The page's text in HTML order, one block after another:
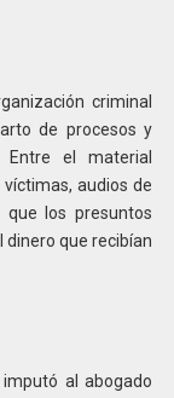
criminal
de procesos y
el material
audios de
los presuntos
que recibían
al abogado